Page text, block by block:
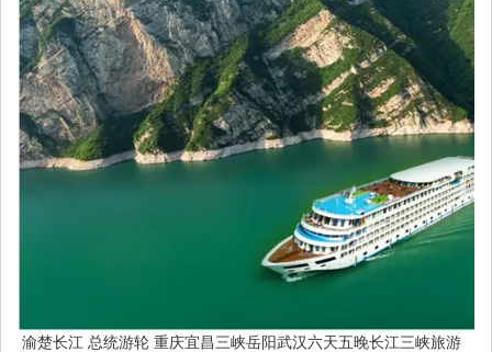
渝楚长江 总统游轮 重庆宜昌三峡岳阳武汉六天五晚长江三峡旅游